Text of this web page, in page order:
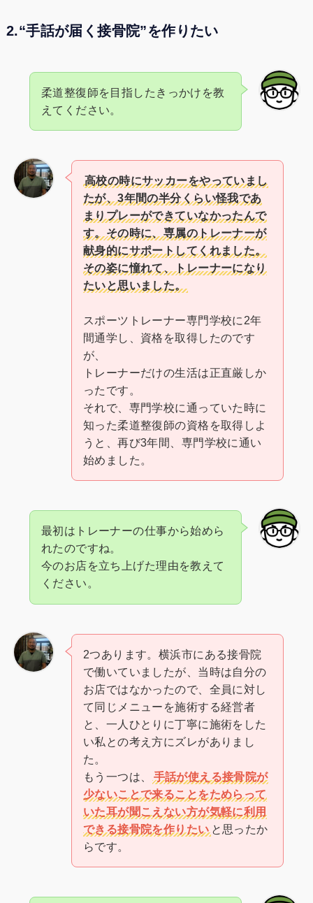
2.“手話が届く接骨院”を作りたい
柔道整復師を目指したきっかけを教
えてください。
高校の時にサッカーをやっていまし
たが、3年間の半分くらい怪我であ
まりプレーができていなかったんで
す。その時に、専属のトレーナーが
献身的にサポートしてくれました。
その姿に憧れて、トレーナーになり
たいと思いました。
スポーツトレーナー専門学校に2年
間通学し、資格を取得したのです
が、
トレーナーだけの生活は正直厳しか
ったです。
それで、専門学校に通っていた時に
知った柔道整復師の資格を取得しよ
うと、再び3年間、専門学校に通い
始めました。
最初はトレーナーの仕事から始めら
れたのですね。
今のお店を立ち上げた理由を教えて
ください。
2つあります。横浜市にある接骨院
で働いていましたが、当時は自分の
お店ではなかったので、全員に対し
て同じメニューを施術する経営者
と、一人ひとりに丁寧に施術をした
い私との考え方にズレがありまし
た。
もう一つは、
手話が使える接骨院が
少ないことで来ることをためらって
いた耳が聞こえない方が気軽に利用
できる接骨院を作りたい と思ったか
らです。